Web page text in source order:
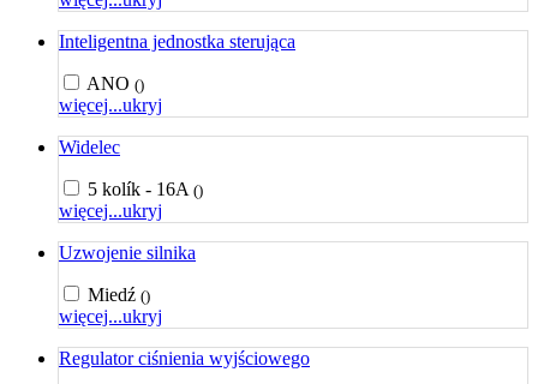
Inteligentna jednostka sterująca
ANO ()
więcej...ukryj
Widelec
5 kolík - 16A ()
więcej...ukryj
Uzwojenie silnika
Miedź ()
więcej...ukryj
Regulator ciśnienia wyjściowego